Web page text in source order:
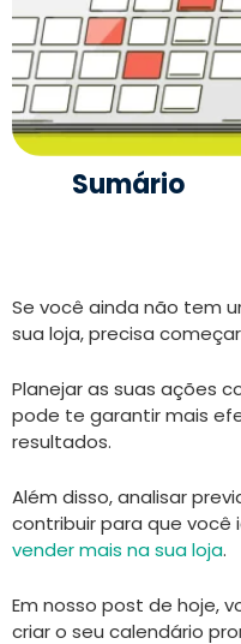
Sumário
Se você ainda não tem
sua loja, precisa
Planejar as suas ações
pode te garantir mais
resultados.
Além disso, analisar
contribuir para que
vender mais na sua loja.
Em nosso post de hoje,
criar o seu calendário